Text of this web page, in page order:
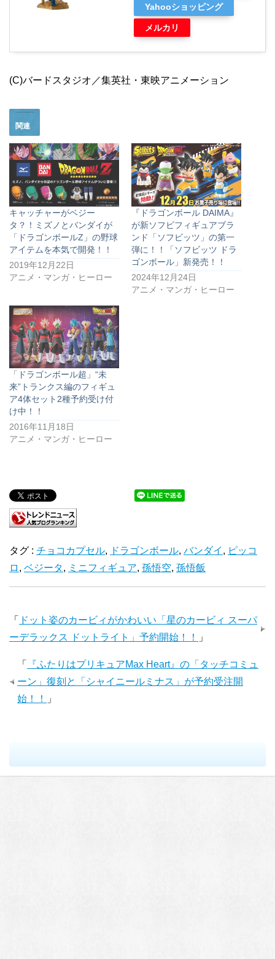
Yahooショッピング
メルカリ
(C)バードスタジオ／集英社・東映アニメーション
関連
キャッチャーがベジー
タ？！ミズノとバンダイが
「ドラゴンボールZ」の野球
アイテムを本気で開発！！
2019年12月22日
アニメ・マンガ・ヒーロー
『ドラゴンボール DAIMA』
が新ソフビフィギュアブラ
ンド「ソフビッツ」の第一
弾に！！「ソフビッツ ドラ
ゴンボール」新発売！！
2024年12月24日
アニメ・マンガ・ヒーロー
「ドラゴンボール超」“未
来”トランクス編のフィギュ
ア4体セット2種予約受け付
け中！！
2016年11月18日
アニメ・マンガ・ヒーロー
タグ : チョコカプセル, ドラゴンボール, バンダイ , ピッコ
ロ , ベジータ, ミニフィギュア, 孫悟空, 孫悟飯
「
ドット姿のカービィがかわいい「星のカービィ スーパ
ーデラックス ドットライト」予約開始！！
」
「
『ふたりはプリキュアMax Heart』の「タッチコミュ
ーン」復刻と「シャイニールミナス」が予約受注開
始！！
」